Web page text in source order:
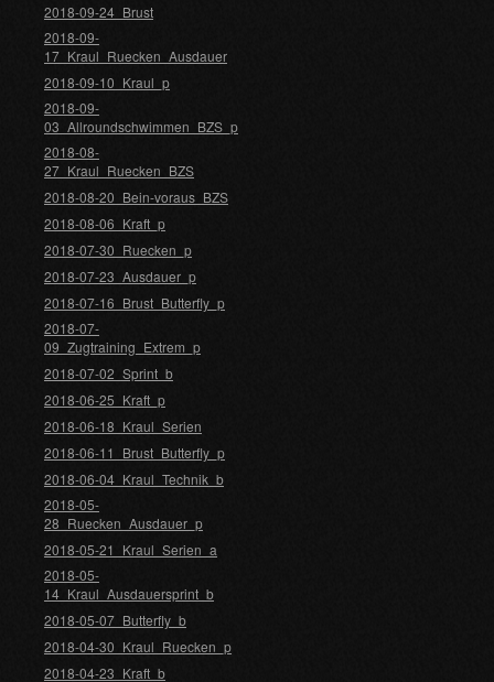
2018-09-24_Brust
2018-09-
17_Kraul_Ruecken_Ausdauer
2018-09-10_Kraul_p
2018-09-
03_Allroundschwimmen_BZS_p
2018-08-
27_Kraul_Ruecken_BZS
2018-08-20_Bein-voraus_BZS
2018-08-06_Kraft_p
2018-07-30_Ruecken_p
2018-07-23_Ausdauer_p
2018-07-16_Brust_Butterfly_p
2018-07-
09_Zugtraining_Extrem_p
2018-07-02_Sprint_b
2018-06-25_Kraft_p
2018-06-18_Kraul_Serien
2018-06-11_Brust_Butterfly_p
2018-06-04_Kraul_Technik_b
2018-05-
28_Ruecken_Ausdauer_p
2018-05-21_Kraul_Serien_a
2018-05-
14_Kraul_Ausdauersprint_b
2018-05-07_Butterfly_b
2018-04-30_Kraul_Ruecken_p
2018-04-23_Kraft_b